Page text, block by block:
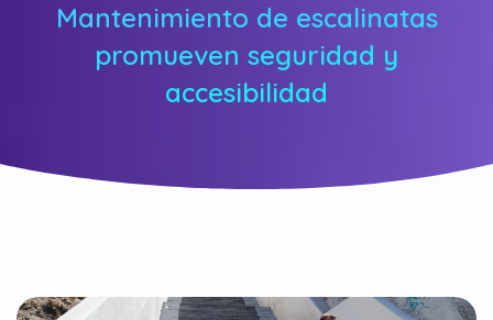
Mantenimiento de escalinatas
promueven seguridad y
accesibilidad